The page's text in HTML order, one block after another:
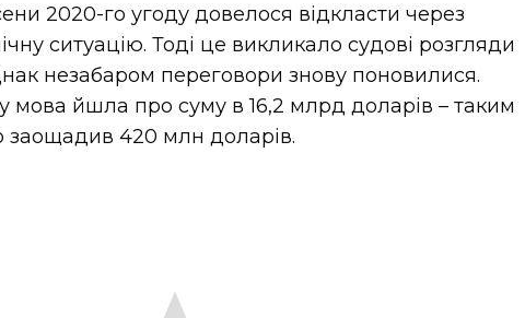
2020-го угоду довелося відкласти через
ситуацію. Тоді це викликало судові розгляди
незабаром переговори знову поновилися.
мова йшла про суму в 16,2 млрд доларів – таким
420 млн доларів.